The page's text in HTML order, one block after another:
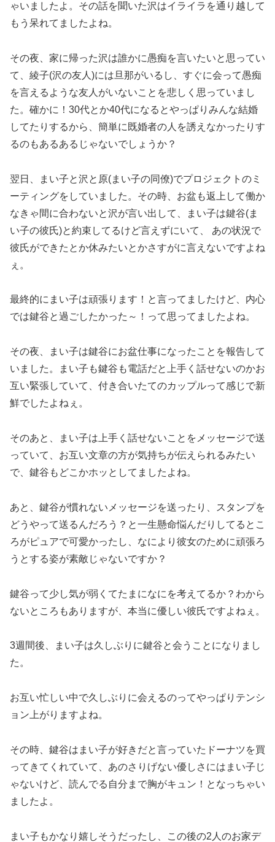
ゃいましたよ。その話を聞いた沢はイライラを通り越して
もう呆れてましたよね。
その夜、家に帰った沢は誰かに愚痴を言いたいと思ってい
て、綾子(沢の友人)には旦那がいるし、すぐに会って愚痴
を言えるような友人がいないことを悲しく思っていまし
た。確かに！30代とか40代になるとやっぱりみんな結婚
してたりするから、簡単に既婚者の人を誘えなかったりす
るのもあるあるじゃないでしょうか？
翌日、まい子と沢と原(まい子の同僚)でプロジェクトのミ
ーティングをしていました。その時、お盆も返上して働か
なきゃ間に合わないと沢が言い出して、まい子は鍵谷(ま
い子の彼氏)と約束してるけど言えずにいて、 あの状況で
彼氏ができたとか休みたいとかさすがに言えないですよね
ぇ。
最終的にまい子は頑張ります！と言ってましたけど、内心
では鍵谷と過ごしたかった～！って思ってましたよね。
その夜、まい子は鍵谷にお盆仕事になったことを報告して
いました。まい子も鍵谷も電話だと上手く話せないのかお
互い緊張していて、付き合いたてのカップルって感じで新
鮮でしたよねぇ。
そのあと、まい子は上手く話せないことをメッセージで送
っていて、お互い文章の方が気持ちが伝えられるみたい
で、鍵谷もどこかホッとしてましたよね。
あと、鍵谷が慣れないメッセージを送ったり、スタンプを
どうやって送るんだろう？と一生懸命悩んだりしてるとこ
ろがピュアで可愛かったし、なにより彼女のために頑張ろ
うとする姿が素敵じゃないですか？
鍵谷って少し気が弱くてたまになにを考えてるか？わから
ないところもありますが、本当に優しい彼氏ですよねぇ。
3週間後、まい子は久しぶりに鍵谷と会うことになりまし
た。
お互い忙しい中で久しぶりに会えるのってやっぱりテンシ
ョン上がりますよね。
その時、鍵谷はまい子が好きだと言っていたドーナツを買
ってきてくれていて、あのさりげない優しさにはまい子じ
ゃないけど、読んでる自分まで胸がキュン！となっちゃい
ましたよ。
まい子もかなり嬉しそうだったし、この後の2人のお家デ